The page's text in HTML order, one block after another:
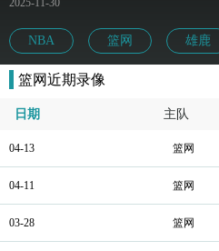
NBA 篮网 雄鹿
篮网近期录像
日期 主队
04-13 篮网
04-11 篮网
03-28 篮网